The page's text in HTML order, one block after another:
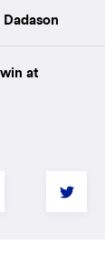
at